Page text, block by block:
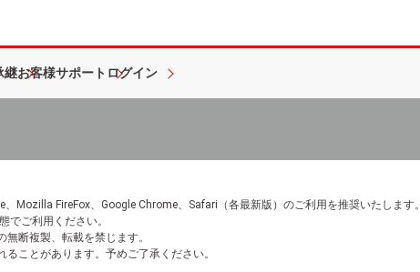
継お客様サポート ログイン
Mozilla FireFox、Google Chrome、Safari（各最新版）のご利用を推奨いたします。
でご利用ください。
断複製、転載を禁じます。
ことがあります。予めご了承ください。